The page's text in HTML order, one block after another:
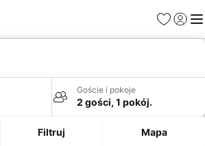
Ulubione
Goście i pokoje
2 gości, 1 pokój.
Filtruj Mapa